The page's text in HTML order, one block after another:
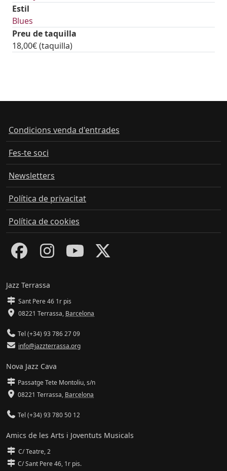
Estil
Blues
Preu de taquilla
18,00€ (taquilla)
Condicions venda d'entrades
Fes-te soci
Newsletters
Política de privacitat
Política de cookies
Jazz Terrassa
Sant Pere 46 1r pis
08221 Terrassa, Barcelona
Tel (+34) 93 786 27 09
info@jazzterrassa.org
Nova Jazz Cava
Passatge Tete Montoliu, s/n
08221 Terrassa, Barcelona
Tel (+34) 93 780 50 12
Amics de les Arts i Joventuts Musicals
C/ Teatre, 2
C/ Sant Pere 46, 1r pis.